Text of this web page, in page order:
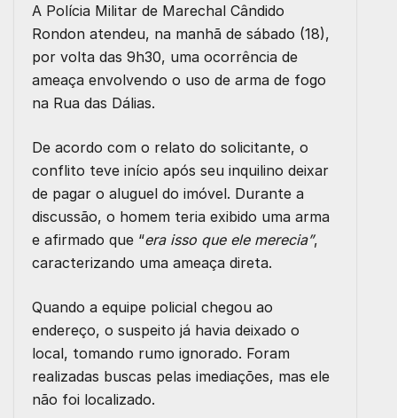
A Polícia Militar de Marechal Cândido
Rondon atendeu, na manhã de sábado (18),
por volta das 9h30, uma ocorrência de
ameaça envolvendo o uso de arma de fogo
na Rua das Dálias.
De acordo com o relato do solicitante, o
conflito teve início após seu inquilino deixar
de pagar o aluguel do imóvel. Durante a
discussão, o homem teria exibido uma arma
e afirmado que “era isso que ele merecia”,
caracterizando uma ameaça direta.
Quando a equipe policial chegou ao
endereço, o suspeito já havia deixado o
local, tomando rumo ignorado. Foram
realizadas buscas pelas imediações, mas ele
não foi localizado.